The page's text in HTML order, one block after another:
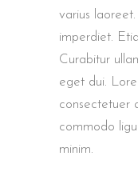
varius
imperdiet.
Curabitur
eget dui.
consectetuer
commodo
minim.